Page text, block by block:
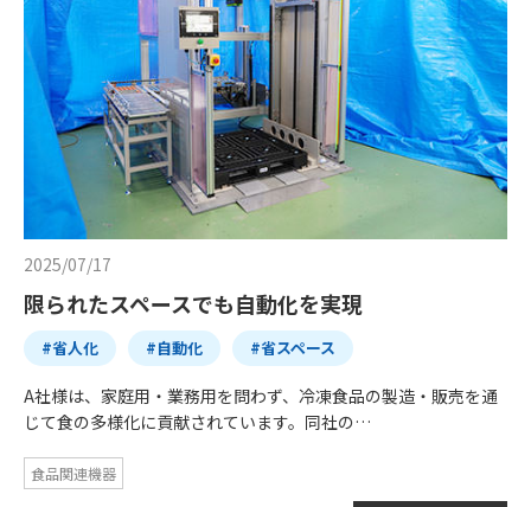
2025/07/17
限られたスペースでも自動化を実現
#省人化 #自動化 #省スペース
A社様は、家庭用・業務用を問わず、冷凍食品の製造・販売を通
じて食の多様化に貢献されています。同社の…
食品関連機器